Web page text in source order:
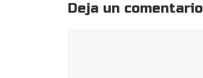
Deja un comentario